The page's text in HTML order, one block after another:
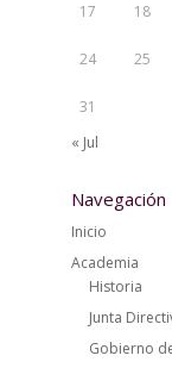
17 18
24 25
31
« Jul
Navegación
Inicio
Academia
Historia
Junta
Gobierno